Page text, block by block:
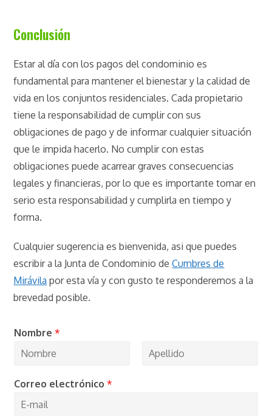
Conclusión
Estar al día con los pagos del condominio es
fundamental para mantener el bienestar y la calidad de
vida en los conjuntos residenciales. Cada propietario
tiene la responsabilidad de cumplir con sus
obligaciones de pago y de informar cualquier situación
que le impida hacerlo. No cumplir con estas
obligaciones puede acarrear graves consecuencias
legales y financieras, por lo que es importante tomar en
serio esta responsabilidad y cumplirla en tiempo y
forma.
Cualquier sugerencia es bienvenida, asi que puedes
escribir a la Junta de Condominio deCumbres de
Mirávila por esta vía y con gusto te responderemos a la
brevedad posible.
Nombre*
o
m
Correo electrónico*